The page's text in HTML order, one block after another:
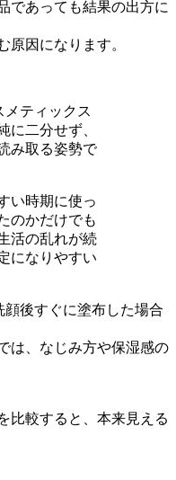
であっても結果の出方に
原因になります。
ティックス
に二分せず、
み取る姿勢で
い時期に使っ
のかだけでも
活の乱れが続
になりやすい
後すぐに塗布した場合
は、なじみ方や保湿感の
比較すると、本来見える